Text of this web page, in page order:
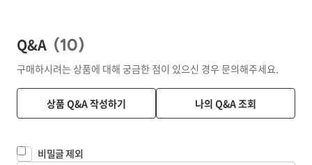
Q&A (10)
구매하시려는 상품에 대해 궁금한 점이 있으신 경우 문의해주세요.
상품 Q&A 작성하기 나의 Q&A 조회
비밀글 제외